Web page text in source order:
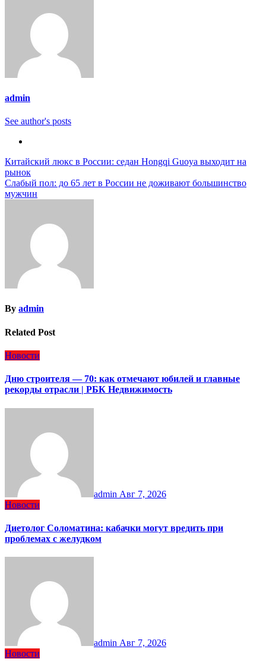
admin
See author's posts
Навигация
по
записям
Китайский люкс в России: седан Hongqi Guoya выходит на
рынок
Слабый пол: до 65 лет в России не доживают большинство
мужчин
By admin
Related Post
Новости
Дню строителя — 70: как отмечают юбилей и главные
рекорды отрасли | РБК Недвижимость
admin Авг 7, 2026
Новости
Диетолог Соломатина: кабачки могут вредить при
проблемах с желудком
admin Авг 7, 2026
Новости